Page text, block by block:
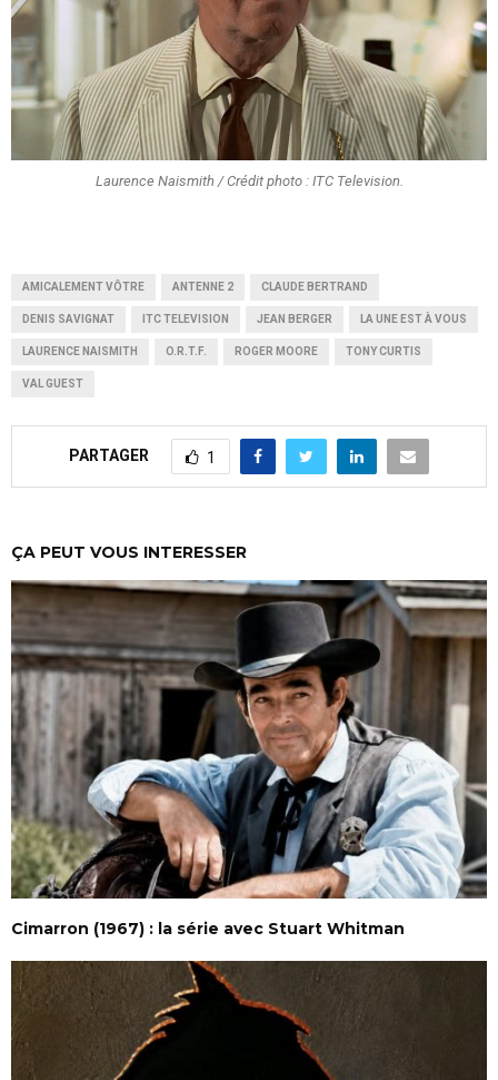
Laurence Naismith / Crédit photo : ITC Television.
AMICALEMENT VÔTRE ANTENNE 2 CLAUDE BERTRAND
DENIS SAVIGNAT ITC TELEVISION JEAN BERGER LA UNE EST À VOUS
LAURENCE NAISMITH O.R.T.F. ROGER MOORE TONY CURTIS
VAL GUEST
PARTAGER 1
ÇA PEUT VOUS INTERESSER
Cimarron (1967) : la série avec Stuart Whitman